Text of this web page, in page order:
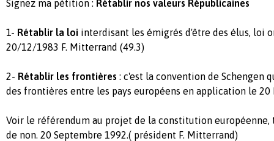
Signez ma pétition : Rétablir nos valeurs Républicaines
1- Rétablir la loi interdisant les émigrés d'être des élus, loi
20/12/1983 F. Mitterrand (49.3)
2- Rétablir les frontières : c'est la convention de Schengen
des frontières entre les pays européens en application le 20
Voir le référendum au projet de la constitution européenne,
de non. 20 Septembre 1992.( président F. Mitterrand)